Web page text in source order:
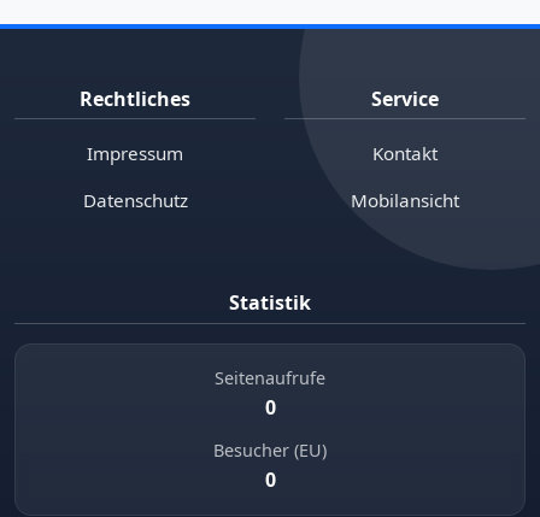
Rechtliches
Impressum
Datenschutz
Service
Kontakt
Mobilansicht
Statistik
Seitenaufrufe
0
Besucher (EU)
0